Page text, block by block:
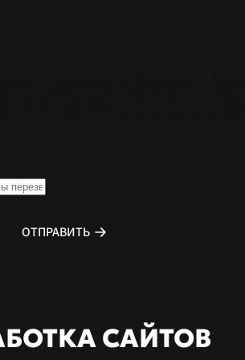
ОТПРАВИТЬ
САЙТОВ